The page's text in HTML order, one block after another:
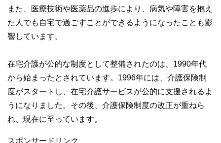
また、医療技術や医薬品の進歩により、病気や障害を抱え
た人でも自宅で過ごすことができるようになったことも影
響しています。
在宅介護が公的な制度として整備されたのは、1990年代
から始まったとされています。1996年には、介護保険制
度がスタートし、在宅介護サービスが公的に支援されるよ
うになりました。その後、介護保険制度の改正が重ねら
れ、現在に至っています。
スポンサードリンク